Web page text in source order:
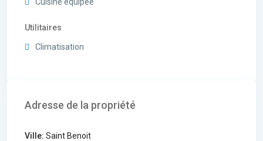
Utilitaires
Climatisation
Adresse de la propriété
Ville: Saint Benoit